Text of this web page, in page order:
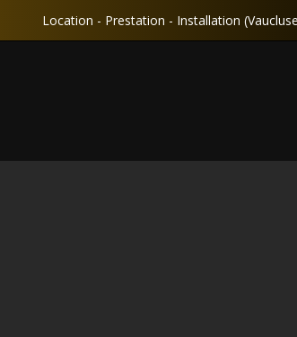
Location - Prestation - Installation